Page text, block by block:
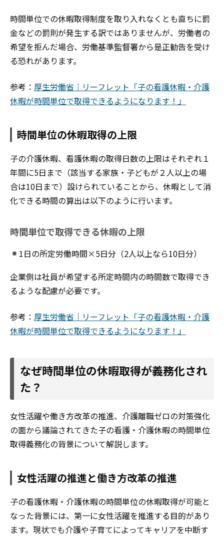
時間単位での休暇取得制度を取り入れなくとも直ちに罰
金などの罰則が発生する訳ではありませんが、労働者の
希望を拒んだ場合、労働基準監督署から是正勧告を受け
る恐れがあります。
参考： 厚生労働省｜リーフレット「子の看護休暇・介護
休暇が時間単位で取得できるようになります！」
時間単位の休暇取得の上限
子の介護休暇、看護休暇の取得日数の上限はそれぞれ１
年間に5日まで（該当する家族・子どもが２人以上の場
合は10日まで）設けられていることから、休暇として消
化できる時間の算出は以下のように行います。
時間単位で取得できる休暇の上限
1日の所定労働時間×5日分（2人以上なら10日分）
企業側は社員が希望する所定時間内の時間数で取得でき
るような配慮が必要です。
参考： 厚生労働省｜リーフレット「子の看護休暇・介護
休暇が時間単位で取得できるようになります！」
なぜ時間単位の休暇取得が義務化され
た？
女性活躍や働き方改革の推進、介護離職ゼロの対策強化
の面から議論されてきた子の看護・介護休暇の時間単位
取得義務化の背景について解説します。
女性活躍の推進と働き方改革の推進
子の看護休暇・介護休暇の時間単位の休暇取得が可能と
なった背景には、第一に女性活躍を推進する目的があり
ます。現状でも介護や子育てによってキャリアを中断す